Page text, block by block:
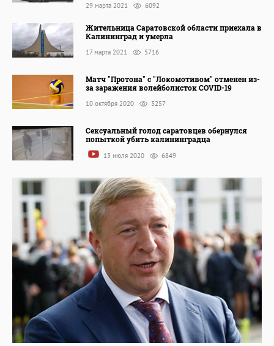
29 марта 2021 6092
Жительница Саратовской области приехала в
Калининград и умерла
17 марта 2021 5716
Матч "Протона" с "Локомотивом" отменен из-
за заражения волейболисток COVID-19
10 октября 2020 3257
Сексуальный голод саратовцев обернулся
попыткой убить калининградца
13 июля 2020 6849